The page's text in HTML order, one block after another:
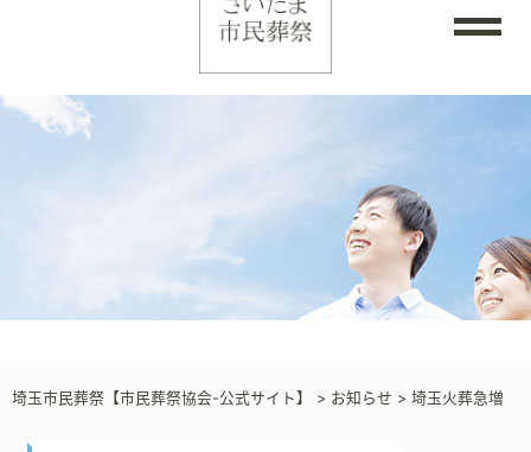
埼玉市民葬祭【市民葬祭協会-公式サイト】 > お知らせ > 埼玉火葬急増